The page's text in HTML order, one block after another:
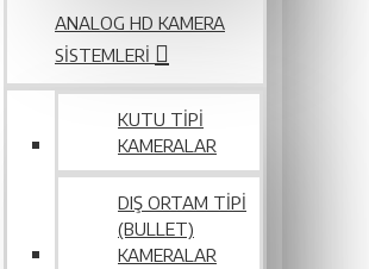
ANALOG HD KAMERA
SISTEMLERI
KUTU TIPI
KAMERALAR
DIŞ ORTAM TIPI
(BULLET)
KAMERALAR